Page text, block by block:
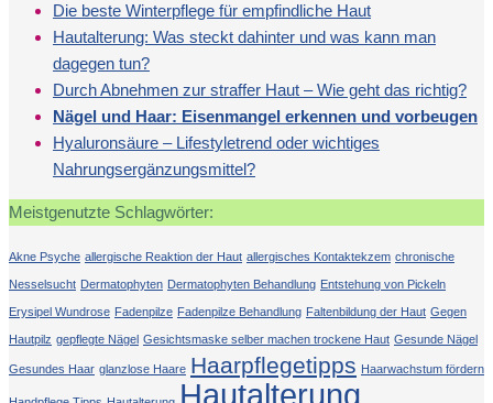
Die beste Winterpflege für empfindliche Haut
Hautalterung: Was steckt dahinter und was kann man
dagegen tun?
Durch Abnehmen zur straffer Haut – Wie geht das richtig?
Nägel und Haar: Eisenmangel erkennen und vorbeugen
Hyaluronsäure – Lifestyletrend oder wichtiges
Nahrungsergänzungsmittel?
Meistgenutzte Schlagwörter:
Akne Psyche allergische Reaktion der Haut allergisches Kontaktekzem chronische
Nesselsucht Dermatophyten Dermatophyten Behandlung Entstehung von Pickeln
Erysipel Wundrose Fadenpilze Fadenpilze Behandlung Faltenbildung der Haut Gegen
Hautpilz gepflegte Nägel Gesichtsmaske selber machen trockene Haut Gesunde Nägel
Gesundes Haar glanzlose Haare Haarpflegetipps Haarwachstum fördern
Hautalterung